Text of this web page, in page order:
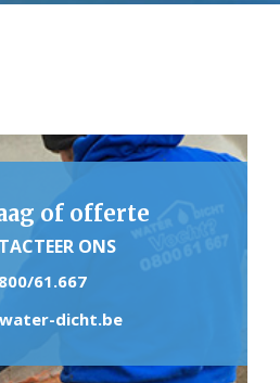
of offerte
ONS
61.667
dicht.be